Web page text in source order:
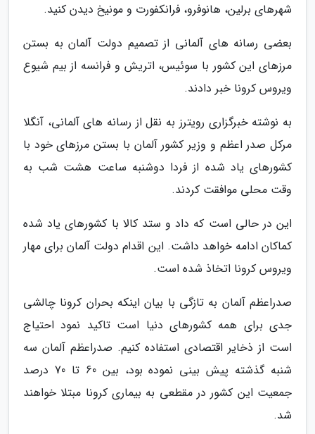
شهرهای برلین، هانوفرو، فرانکفورت و مونیخ دیدن کنید.
بعضی رسانه های آلمانی از تصمیم دولت آلمان به بستن
مرزهای این کشور با سوئیس، اتریش و فرانسه از بیم شیوع
ویروس کرونا خبر دادند.
به نوشته خبرگزاری رویترز به نقل از رسانه های آلمانی، آنگلا
مرکل صدر اعظم و وزیر کشور آلمان با بستن مرزهای خود با
کشورهای یاد شده از فردا دوشنبه ساعت هشت شب به
وقت محلی موافقت کردند.
این در حالی است که داد و ستد کالا با کشورهای یاد شده
کماکان ادامه خواهد داشت. این اقدام دولت آلمان برای مهار
ویروس کرونا اتخاذ شده است.
صدراعظم آلمان به تازگی با بیان اینکه بحران کرونا چالشی
جدی برای همه کشورهای دنیا است تاکید نمود احتیاج
است از ذخایر اقتصادی استفاده کنیم. صدراعظم آلمان سه
شنبه گذشته پیش بینی نموده بود، بین 60 تا 70 درصد
جمعیت این کشور در مقطعی به بیماری کرونا مبتلا خواهند
شد.